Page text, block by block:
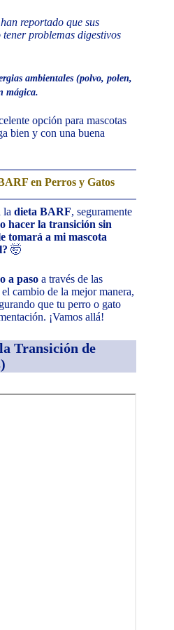
reportado que sus
problemas digestivos
ambientales (polvo, polen,
mágica.
opción para mascotas
bien y con una buena
en Perros y Gatos
la dieta BARF, seguramente
hacer la transición sin
tomará a mi mascota
🤯
a paso a través de las
cambio de la mejor manera,
que tu perro o gato
¡Vamos allá!
Transición de